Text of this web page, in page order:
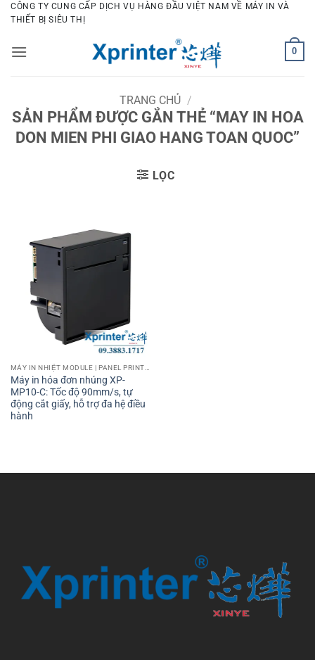
Bỏ
qua
dung
CÔNG TY CUNG CẤP DỊCH VỤ HÀNG ĐẦU VIỆT NAM VỀ MÁY IN VÀ
THIẾT BỊ SIÊU THỊ
0
TRANG CHỦ /
SẢN PHẨM ĐƯỢC GẮN THẺ “MAY IN HOA
DON MIEN PHI GIAO HANG TOAN QUOC”
LỌC
Máy in hóa đơn nhúng XP-
MP10-C: Tốc độ 90mm/s, tự
động cắt giấy, hỗ trợ đa hệ điều
hành